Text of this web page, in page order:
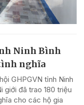
Ninh Bình
nghĩa
GHPGVN tỉnh Ninh
giới đã trao 180 triệu
cho các hộ gia